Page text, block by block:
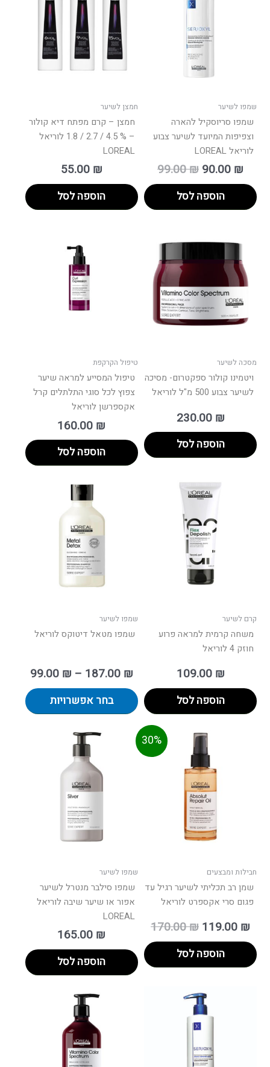
שמפו לשיער
שמפו סריוסקיל להארה
וצפיפות המיועד לשיער צבוע
לוריאל LOREAL
99.00₪ 90.00 ₪
הוספה לסל
חמצן לשיער
חמצן – קרם מפתח דיא קולור
– % 4.5 / 2.7 / 1.8 לוריאל
LOREAL
55.00 ₪
הוספה לסל
מסכה לשיער
ויטמינו קולור ספקטרום- מסיכה
לשיער צבוע 500 מ"ל לוריאל
230.00 ₪
הוספה לסל
טיפול הקרקפת
טיפול המסייע למראה שיער
צפוץ לכל סוגי התלתלים קרל
אקספרשן לוריאל
160.00 ₪
הוספה לסל
קרם לשיער
משחה קרמית למראה פרוע
חוזק 4 לוריאל
109.00 ₪
הוספה לסל
שמפו לשיער
שמפו מטאל דיטוקס לוריאל
99.00 ₪ – 187.00 ₪
בחר אפשרויות
30%
חבילות ומבצעים
שמן רב תכליתי לשיער רגיל עד
פגום סרי אקספרט לוריאל
170.00₪
המחיר
המקורי
היה:
119.00 ₪
הוספה לסל
שמפו לשיער
שמפו סילבר מנטרל לשיער
אפור או שיער שיבה לוריאל
LOREAL
165.00 ₪
הוספה לסל